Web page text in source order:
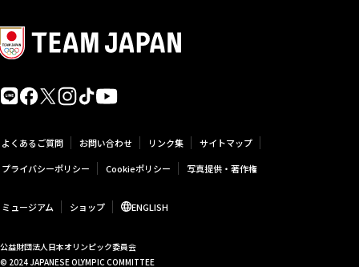
よくあるご質問 お問い合わせ リンク集
サイトマップ
プライバシーポリシー
Cookieポリシー 写真提供・著作権
ミュージアム ショップ ENGLISH
公益財団法人日本オリンピック委員会
© 2024 JAPANESE OLYMPIC COMMITTEE